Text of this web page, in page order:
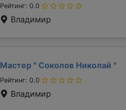
Рейтинг: 0.0
Владимир
Мастер " Соколов Николай "
Рейтинг: 0.0
Владимир